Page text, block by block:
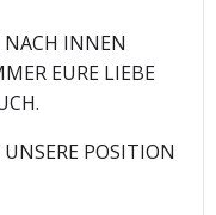
NACH INNEN
EURE LIEBE
POSITION